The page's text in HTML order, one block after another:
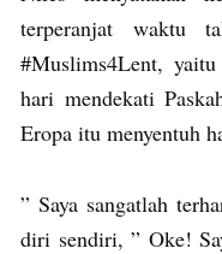
terperanjat waktu
#Muslims4Lent,
hari mendekati
Eropa itu menyentuh
” Saya sangatlah
diri sendiri, ” Oke!